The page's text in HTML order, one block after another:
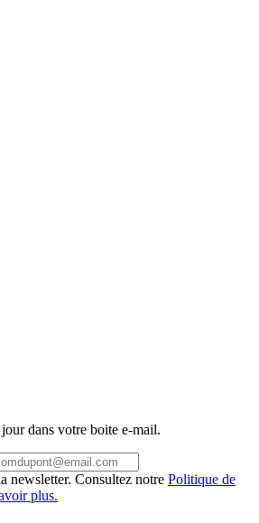
dans votre boite e-mail.
newsletter. Consultez notre Politique de
plus.